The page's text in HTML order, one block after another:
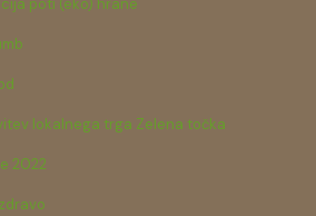
poti (eko) hrane
lokalnega trga Zelena točka
2022